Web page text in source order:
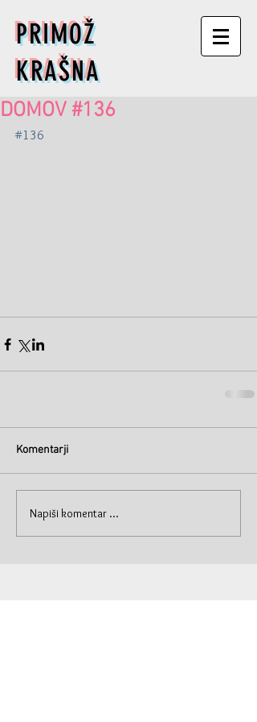
PRIMOŽ
KRAŠNA
DOMOV #136
#136
Komentarji
Napiši komentar ...